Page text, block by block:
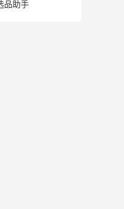
品助手